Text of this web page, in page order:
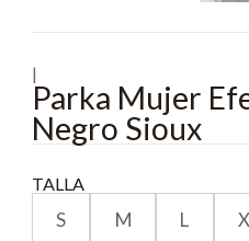
|
Parka Mujer
Negro Sioux
TALLA
S M L